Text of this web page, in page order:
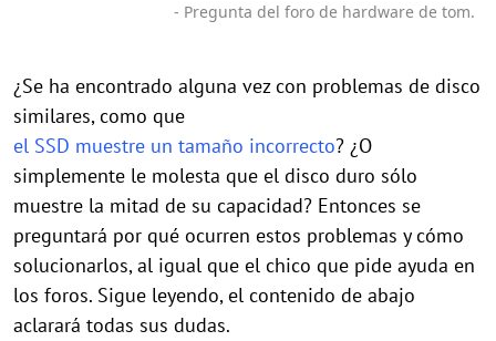
- Pregunta del foro de hardware de tom.
¿Se ha encontrado alguna vez con problemas de disco
similares, como que
el SSD muestre un tamaño incorrecto? ¿O
simplemente le molesta que el disco duro sólo
muestre la mitad de su capacidad? Entonces se
preguntará por qué ocurren estos problemas y cómo
solucionarlos, al igual que el chico que pide ayuda en
los foros. Sigue leyendo, el contenido de abajo
aclarará todas sus dudas.